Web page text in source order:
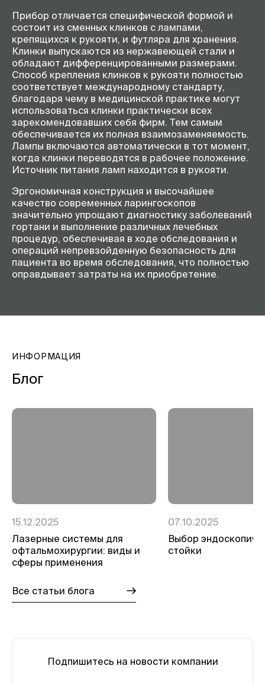
Прибор отличается специфической формой и
состоит из сменных клинков с лампами,
крепящихся к рукояти, и футляра для хранения.
Клинки выпускаются из нержавеющей стали и
обладают дифференцированными размерами.
Способ крепления клинков к рукояти полностью
соответствует международному стандарту,
благодаря чему в медицинской практике могут
использоваться клинки практически всех
зарекомендовавших себя фирм. Тем самым
обеспечивается их полная взаимозаменяемость.
Лампы включаются автоматически в тот момент,
когда клинки переводятся в рабочее положение.
Источник питания ламп находится в рукояти.
Эргономичная конструкция и высочайшее
качество современных ларингоскопов
значительно упрощают диагностику заболеваний
гортани и выполнение различных лечебных
процедур, обеспечивая в ходе обследования и
операций непревзойденную безопасность для
пациента во время обследования, что полностью
оправдывает затраты на их приобретение.
ИНФОРМАЦИЯ
Блог
15.12.2025
Лазерные системы для
офтальмохирургии: виды и
сферы применения
07.10.2025
Выбор
стойки
Все статьи блога
Подпишитесь на новости компании